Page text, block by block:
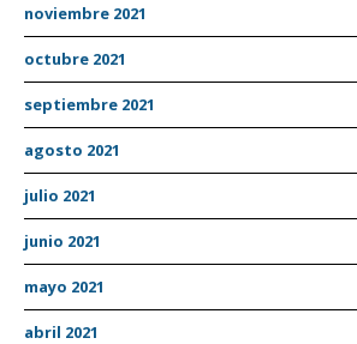
noviembre 2021
octubre 2021
septiembre 2021
agosto 2021
julio 2021
junio 2021
mayo 2021
abril 2021